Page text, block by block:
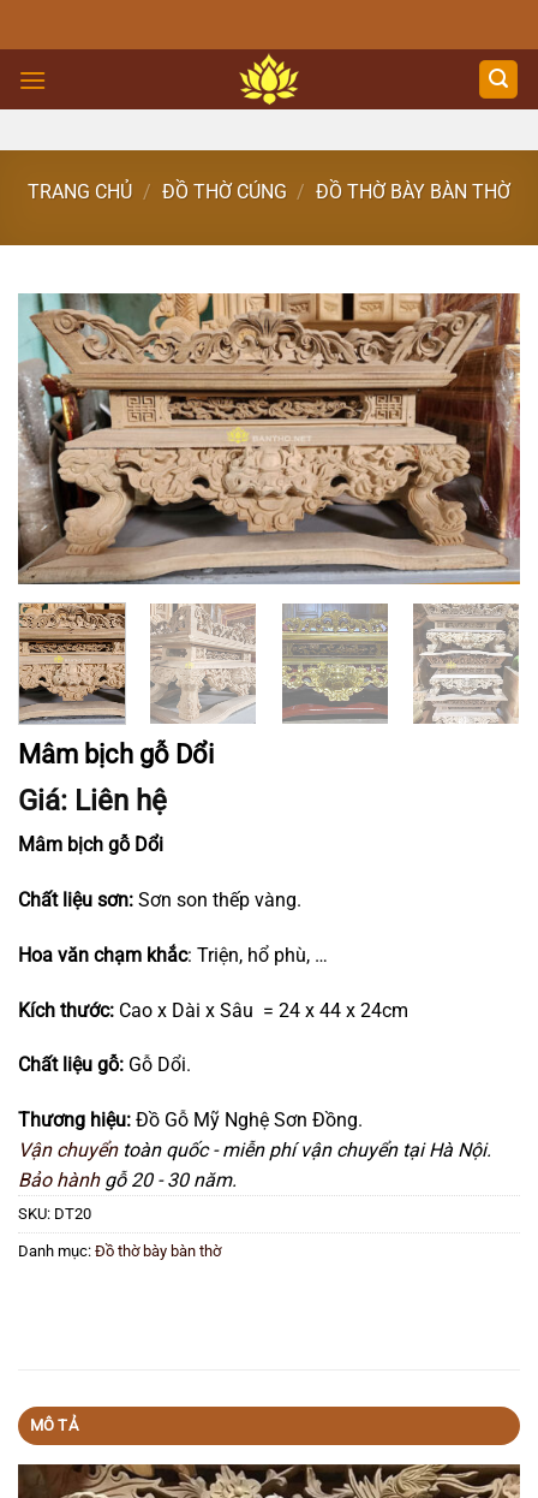
to
content
TRANG CHỦ / ĐỒ THỜ CÚNG / ĐỒ THỜ BÀY BÀN THỜ
Mâm bịch gỗ Dổi
Giá: Liên hệ
Mâm bịch gỗ Dổi
Chất liệu sơn: Sơn son thếp vàng.
Hoa văn chạm khắc: Triện, hổ phù, …
Kích thước: Cao x Dài x Sâu = 24 x 44 x 24cm
Chất liệu gỗ: Gỗ Dổi.
Thương hiệu: Đồ Gỗ Mỹ Nghệ Sơn Đồng.
Vận chuyểntoàn quốc - miễn phí vận chuyển tại Hà Nội.
Bảo hànhgỗ 20 - 30 năm.
SKU: DT20
Danh mục: Đồ thờ bày bàn thờ
MÔ TẢ